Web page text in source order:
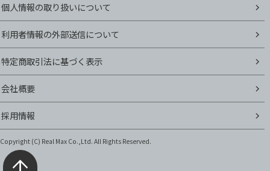
個人情報の取り扱いについて
利用者情報の外部送信について
特定商取引法に基づく表示
会社概要
採用情報
Copyright (C) Real Max Co.,Ltd. All Rights Reserved.